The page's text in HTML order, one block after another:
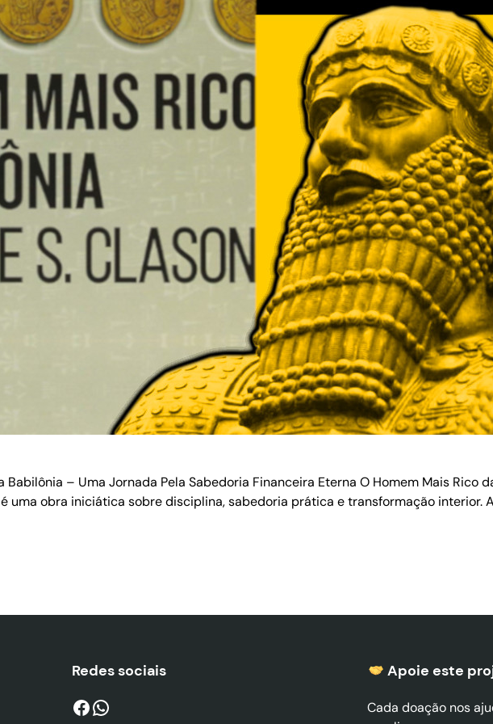
Babilônia – Uma Jornada Pela Sabedoria Financeira Eterna O Homem Mais Rico
uma obra iniciática sobre disciplina, sabedoria prática e transformação
Redes sociais
Facebook WhatsApp
Apoie este
Cada doação nos